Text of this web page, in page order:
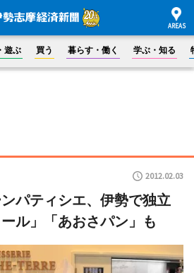
遊ぶ 買う 暮らす・働く 学ぶ・知る
2012.02.03
パティシエ、伊勢で独立
ル」「あおさパン」も